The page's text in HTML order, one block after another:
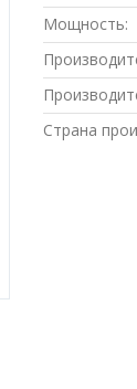
Мощность:
Страна